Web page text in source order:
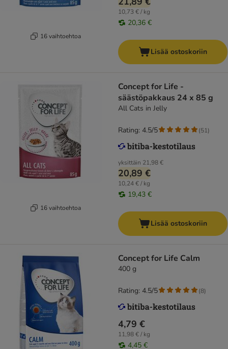
16 vaihtoehtoa
10,73 € / kg
20,36 €
Lisää ostoskoriin
16 vaihtoehtoa
Concept for Life -
säästöpakkaus 24 x 85 g
All Cats in Jelly
yksittäin 21,98 €
20,89 €
10,24 € / kg
19,43 €
Rating: 4.5/5 (51)
Lisää ostoskoriin
Concept for Life Calm
400 g
4,79 €
11,98 € / kg
4,45 €
Rating: 4.5/5 (8)